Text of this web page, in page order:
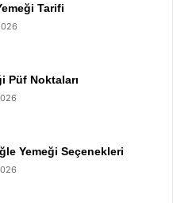
Tarifi
Püf Noktaları
Yemeği Seçenekleri